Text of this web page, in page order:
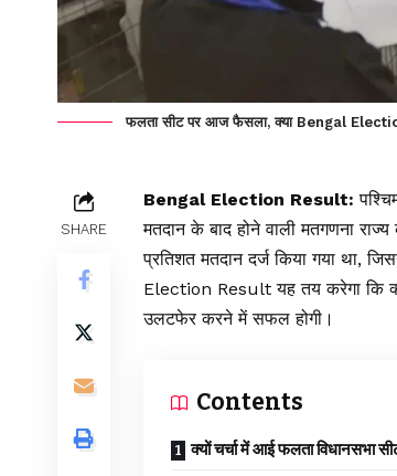
फलता सीट पर आज फैसला, क्या Bengal
SHARE
Bengal Election Result:
मतदान के बाद होने वाली मतगणना
प्रतिशत मतदान दर्ज किया गया था,
Election Result यह तय करेगा कि
उलटफेर करने में सफल होगी।
Contents
क्यों चर्चा में आई फलता विधानसभा